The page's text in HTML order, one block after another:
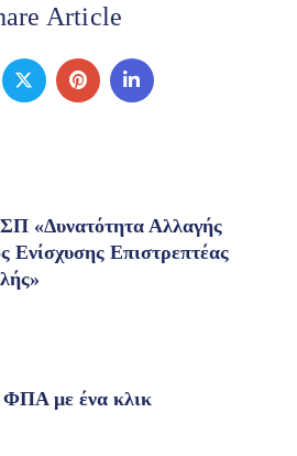
Article
«Δυνατότητα Αλλαγής
Ενίσχυσης Επιστρεπτέας
ΦΠΑ με ένα κλικ